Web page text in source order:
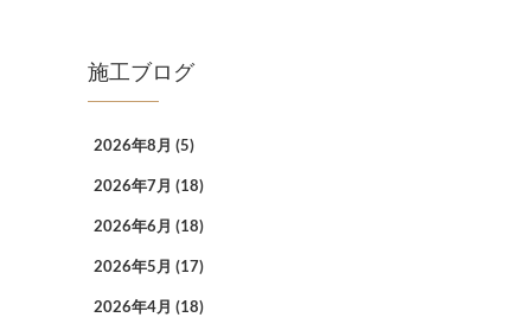
施工ブログ
2026年8月 (5)
2026年7月 (18)
2026年6月 (18)
2026年5月 (17)
2026年4月 (18)